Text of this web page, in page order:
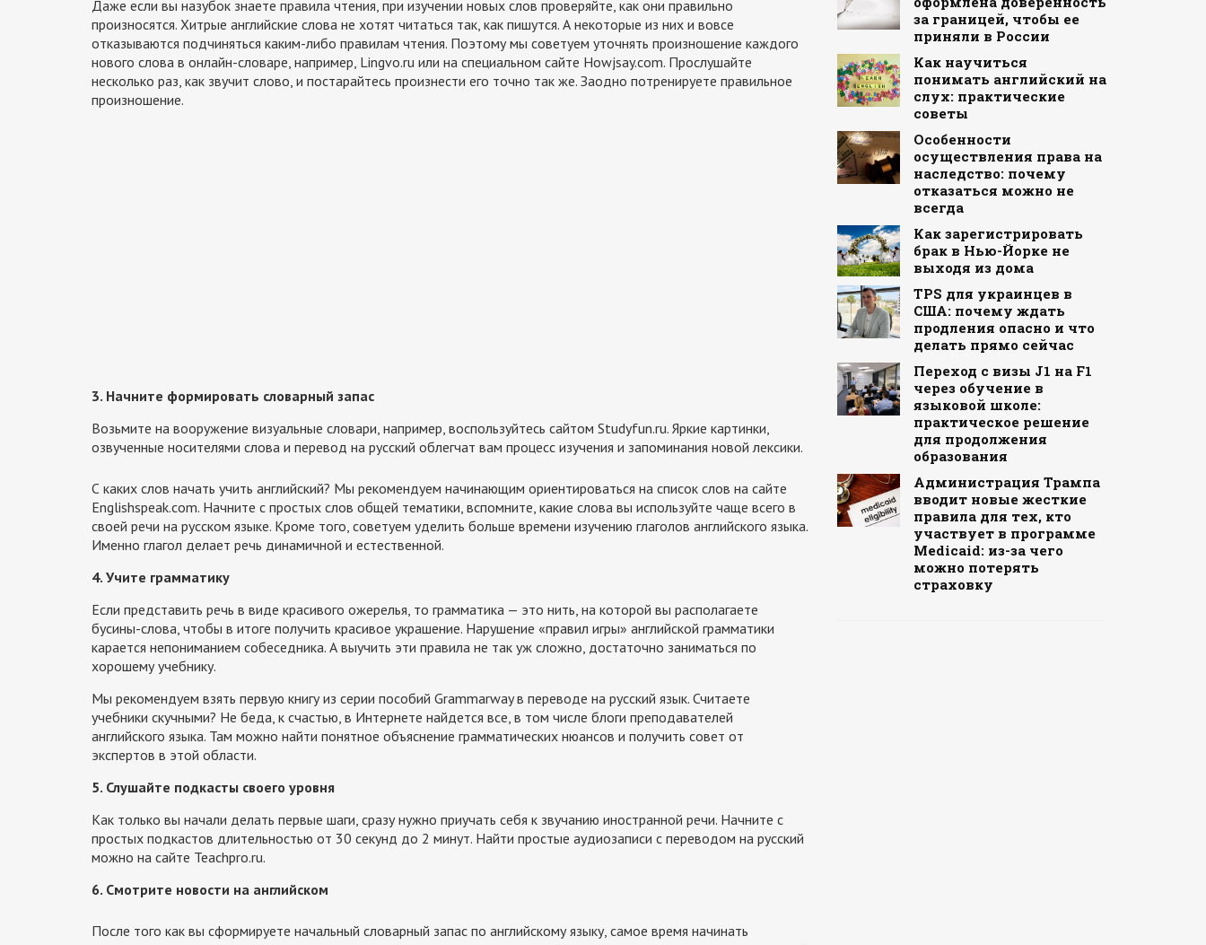
Даже если вы назубок знаете правила чтения, при изучении новых слов проверяйте, как они правильно
произносятся. Хитрые английские слова не хотят читаться так, как пишутся. А некоторые из них и вовсе
отказываются подчиняться каким-либо правилам чтения. Поэтому мы советуем уточнять произношение каждого
нового слова в онлайн-словаре, например, Lingvo.ru или на специальном сайте Howjsay.com. Прослушайте
несколько раз, как звучит слово, и постарайтесь произнести его точно так же. Заодно потренируете правильное
произношение.
3. Начните формировать словарный запас
Возьмите на вооружение визуальные словари, например, воспользуйтесь сайтом Studyfun.ru. Яркие картинки,
озвученные носителями слова и перевод на русский облегчат вам процесс изучения и запоминания новой лексики.
С каких слов начать учить английский? Мы рекомендуем начинающим ориентироваться на список слов на сайте
Englishspeak.com. Начните с простых слов общей тематики, вспомните, какие слова вы используйте чаще всего в
своей речи на русском языке. Кроме того, советуем уделить больше времени изучению глаголов английского языка.
Именно глагол делает речь динамичной и естественной.
4. Учите грамматику
Если представить речь в виде красивого ожерелья, то грамматика — это нить, на которой вы располагаете
бусины-слова, чтобы в итоге получить красивое украшение. Нарушение «правил игры» английской грамматики
карается непониманием собеседника. А выучить эти правила не так уж сложно, достаточно заниматься по
хорошему учебнику.
Мы рекомендуем взять первую книгу из серии пособий Grammarway в переводе на русский язык. Считаете
учебники скучными? Не беда, к счастью, в Интернете найдется все, в том числе блоги преподавателей
английского языка. Там можно найти понятное объяснение грамматических нюансов и получить совет от
экспертов в этой области.
5. Слушайте подкасты своего уровня
Как только вы начали делать первые шаги, сразу нужно приучать себя к звучанию иностранной речи. Начните с
простых подкастов длительностью от 30 секунд до 2 минут. Найти простые аудиозаписи с переводом на русский
можно на сайте Teachpro.ru.
6. Смотрите новости на английском
После того как вы сформируете начальный словарный запас по английскому языку, самое время начинать
за границей, чтобы ее
приняли в России
Как научиться
понимать английский на
слух: практические
советы
Особенности
осуществления права на
наследство: почему
отказаться можно не
всегда
Как зарегистрировать
брак в Нью-Йорке не
выходя из дома
TPS для украинцев в
США: почему ждать
продления опасно и что
делать прямо сейчас
Переход с визы J1 на F1
через обучение в
языковой школе:
практическое решение
для продолжения
образования
Администрация Трампа
вводит новые жесткие
правила для тех, кто
участвует в программе
Medicaid: из-за чего
можно потерять
страховку